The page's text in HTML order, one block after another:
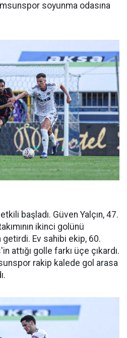
soyunma odasına
başladı. Güven Yalçın, 47.
ikinci golünü
Ev sahibi ekip, 60.
attığı golle farkı üçe çıkardı.
rakip kalede gol arasa